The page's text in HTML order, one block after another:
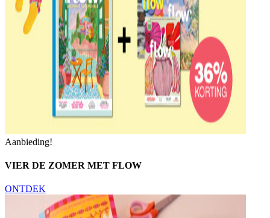
Aanbieding!
VIER DE ZOMER MET FLOW
ONTDEK